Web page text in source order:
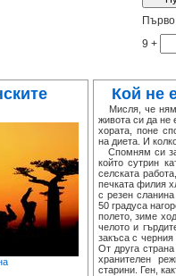
Първо
9 +
Кой не
Мисля, че
живота си да не
хората, поне
на диета. И
Спомням си за
който сутрин
селската
печката филия
с резен
50 градуса
полето, зиме
челото и
закъса с
От друга
хранителен
старини. Ген,